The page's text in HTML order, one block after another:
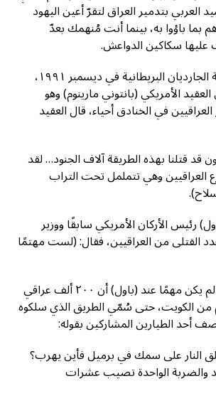
بتدمير العراق لتقرّ أعين اليهود
بما باؤوا به، بينما أنت مُنهمك بعدّ
سكاكين الدواعش.
٣٧ – نشرت صحيفة الجارديان البريطانية في ديسمبر ١٩٩١،
الأمريكي (بانتوني مارينوم) وهو
في الخنادق أحياء، قال العقيد
قتلنا بهذه الطريقة آلاف الجنود… لقد
العراقيين وهي تتململ تحت التراب
رئيس الأركان الأمريكي سابقًا ووزير
القتلى من العراقيين، فقال: (لست مهتمًا
*نعم يا بني قومي.. لم يكن مهمًا عند (باول) أن ٢٠٠ ألف عراقي
من الكويت، حتى سُمّي الطريق الذي سلكوه
أحد الطيارين المشاركين بقوله:
النار على سمك في برميل فأين يهرب؟
الواحدة تصيب عشرات